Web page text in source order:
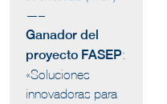
—–
Ganador del
proyecto FASEP:
«Soluciones
innovadoras para